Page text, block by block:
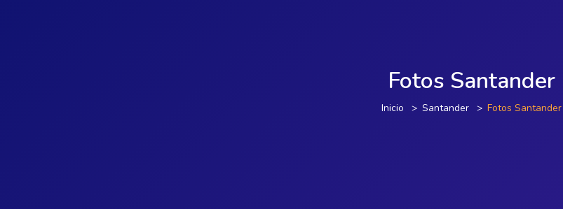
Fotos Santander
Inicio Santander Fotos Santander